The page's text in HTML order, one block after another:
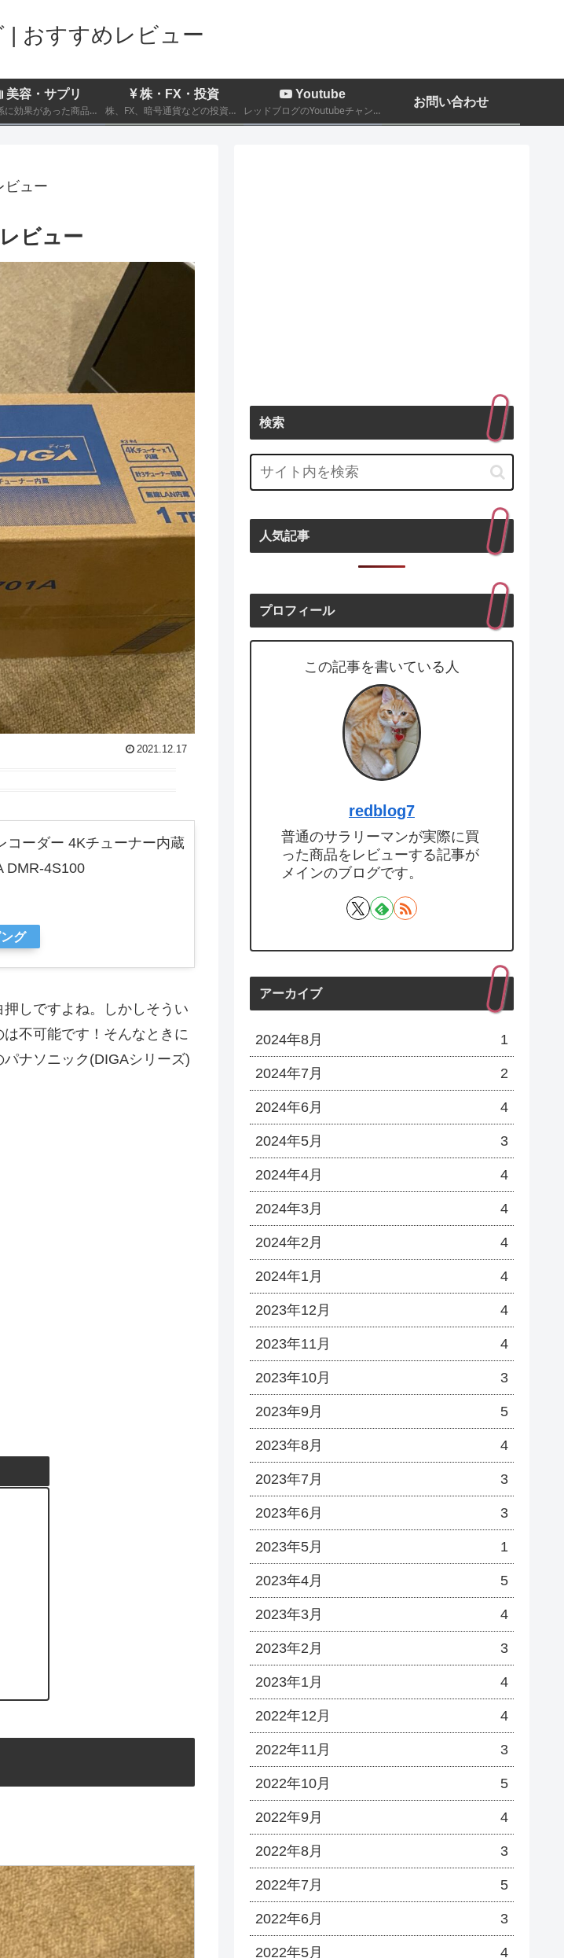
| おすすめレビュー
美容・サプリ
美容関係に効果があった商品についてのレビュー記事を記載しております。
株・FX・投資
株、FX、暗号通貨などの投資関係についての記事
Youtube
レッドブログのYoutubeチャンネルです
お問い合わせ
ビュー
ビュー
2021.12.17
コーダー 4Kチューナー内蔵
DMR-4S100
グ
しですよね。しかしそうい
不可能です！そんなときに
ナソニック(DIGAシリーズ)
検索
人気記事
プロフィール
この記事を書いている人
redblog7
普通のサラリーマンが実際に買
った商品をレビューする記事が
メインのブログです。
アーカイブ
2024年8月 1
2024年7月 2
2024年6月 4
2024年5月 3
2024年4月 4
2024年3月 4
2024年2月 4
2024年1月 4
2023年12月 4
2023年11月 4
2023年10月 3
2023年9月 5
2023年8月 4
2023年7月 3
2023年6月 3
2023年5月 1
2023年4月 5
2023年3月 4
2023年2月 3
2023年1月 4
2022年12月 4
2022年11月 3
2022年10月 5
2022年9月 4
2022年8月 3
2022年7月 5
2022年6月 3
2022年5月 4